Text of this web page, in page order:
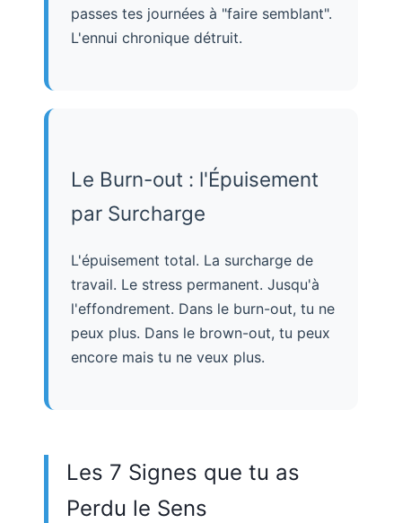
passes tes journées à "faire semblant".
L'ennui chronique détruit.
Le Burn-out : l'Épuisement
par Surcharge
L'épuisement total. La surcharge de
travail. Le stress permanent. Jusqu'à
l'effondrement. Dans le burn-out, tu ne
peux plus. Dans le brown-out, tu peux
encore mais tu ne veux plus.
Les 7 Signes que tu as
Perdu le Sens